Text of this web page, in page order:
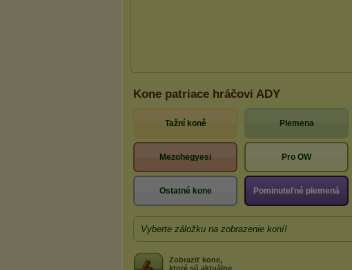
Kone patriace hráčovi ADY
Tažní koně Plemena
Mezohegyesi Pro OW
Ostatné kone Pominuteľné plemená
Vyberte záložku na zobrazenie koní!
Zobraziť kone,
ktoré sú aktuálne